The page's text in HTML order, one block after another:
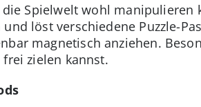
Spielwelt wohl manipulieren
löst verschiedene Puzzle-
magnetisch anziehen.
zielen kannst.